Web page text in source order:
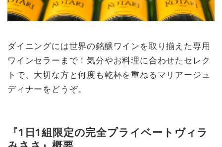
ダイニングには世界の銘醸ワインを取り揃えた専用
ワインセラーまで！気分やお料理に合わせたセレク
トで、大切な方と何度も乾杯を重ねるマリアージュ
ディナーをどうぞ。
『1日1組限定の完全プライベートヴィラ